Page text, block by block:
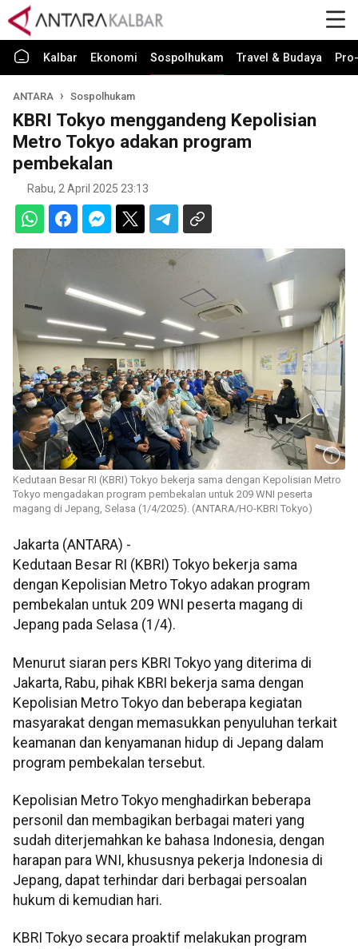
Kalbar Ekonomi Sospolhukam Travel & Budaya
ANTARA Sospolhukam
KBRI Tokyo menggandeng Kepolisian
Metro Tokyo adakan program
pembekalan
Rabu, 2 April 2025 23:13
Kedutaan Besar RI (KBRI) Tokyo bekerja sama dengan Kepolisian Metro
Tokyo mengadakan program pembekalan untuk 209 WNI peserta
magang di Jepang, Selasa (1/4/2025). (ANTARA/HO-KBRI Tokyo)
Jakarta (ANTARA) -
Kedutaan Besar RI (KBRI) Tokyo bekerja sama
dengan Kepolisian Metro Tokyo adakan program
pembekalan untuk 209 WNI peserta magang di
Jepang pada Selasa (1/4).
Menurut siaran pers KBRI Tokyo yang diterima di
Jakarta, Rabu, pihak KBRI bekerja sama dengan
Kepolisian Metro Tokyo dan beberapa kegiatan
masyarakat dengan memasukkan penyuluhan terkait
keamanan dan kenyamanan hidup di Jepang dalam
program pembekalan tersebut.
Kepolisian Metro Tokyo menghadirkan beberapa
personil dan membagikan berbagai materi yang
sudah diterjemahkan ke bahasa Indonesia, dengan
harapan para WNI, khususnya pekerja Indonesia di
Jepang, dapat terhindar dari berbagai persoalan
hukum di kemudian hari.
KBRI Tokyo secara proaktif melakukan program